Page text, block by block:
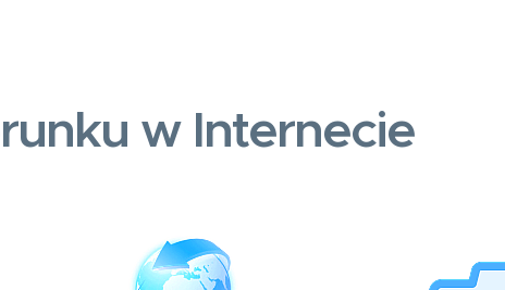
w Internecie